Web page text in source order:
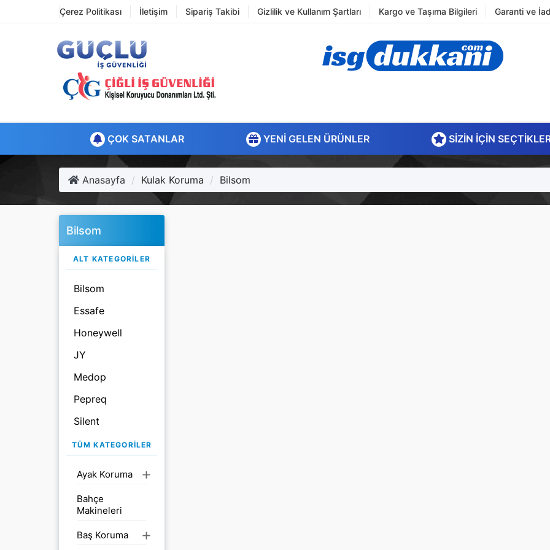
Çerez Politikası İletişim Sipariş Takibi Gizlilik ve Kullanım Şartları Kargo ve Taşıma Bilgileri Garanti ve
ÇOK SATANLAR YENI GELEN ÜRÜNLER SIZIN İÇIN
Anasayfa Kulak Koruma Bilsom
Bilsom
ALT KATEGORILER
Bilsom
Essafe
Honeywell
JY
Medop
Pepreq
Silent
Starline
TÜM KATEGORILER
Ayak Koruma add
Bahçe
Makineleri
Baş Koruma add